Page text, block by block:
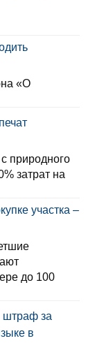
«О
природного
затрат на
участка –
до 100
штраф за
в